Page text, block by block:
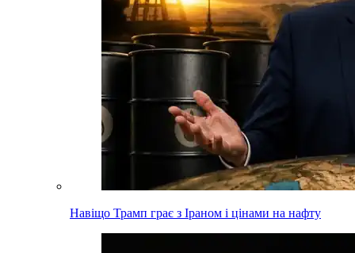
Навіщо Трамп грає з Іраном і цінами на нафту